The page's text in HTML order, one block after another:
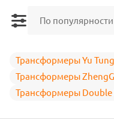
По популярности
Трансформеры Yu Tung
Трансформеры
Трансформеры Double